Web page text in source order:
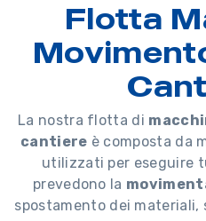
Flotta
La nostra flotta di
cantiere è composta da
utilizzati per eseguire
prevedono la
spostamento dei